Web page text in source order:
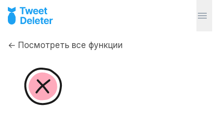
← Посмотреть все функции